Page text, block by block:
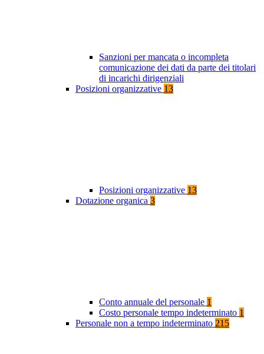
Sanzioni per mancata o incompleta
comunicazione dei dati da parte dei titolari
di incarichi dirigenziali
Posizioni organizzative 13
Posizioni organizzative 13
Dotazione organica 3
Conto annuale del personale 1
Costo personale tempo indeterminato 1
Personale non a tempo indeterminato 215